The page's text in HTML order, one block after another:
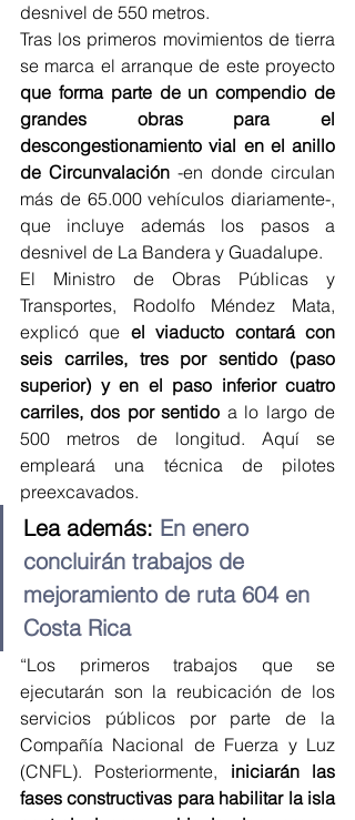
desnivel de 550 metros.
Tras los primeros movimientos de tierra
se marca el arranque de este proyecto
que forma parte de un compendio de
grandes obras para el
descongestionamiento vial en el anillo
de Circunvalación -en donde circulan
más de 65.000 vehículos diariamente-,
que incluye además los pasos a
desnivel de La Bandera y Guadalupe.
El Ministro de Obras Públicas y
Transportes, Rodolfo Méndez Mata,
explicó que el viaducto contará con
seis carriles, tres por sentido (paso
superior) y en el paso inferior cuatro
carriles, dos por sentido a lo largo de
500 metros de longitud. Aquí se
empleará una técnica de pilotes
preexcavados.
Lea además: En enero
concluirán trabajos de
mejoramiento de ruta 604 en
Costa Rica
“Los primeros trabajos que se
ejecutarán son la reubicación de los
servicios públicos por parte de la
Compañía Nacional de Fuerza y Luz
(CNFL). Posteriormente, iniciarán las
fases constructivas para habilitar la isla